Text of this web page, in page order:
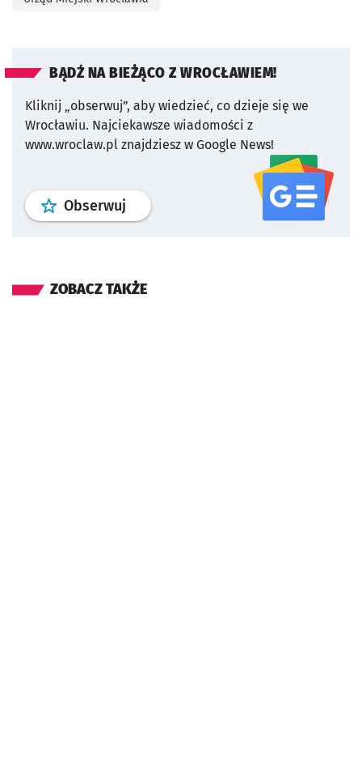
BĄDŹ NA BIEŻĄCO Z WROCŁAWIEM!
Kliknij „obserwuj”, aby wiedzieć, co dzieje się we
Wrocławiu. Najciekawsze wiadomości z
www.wroclaw.pl znajdziesz w Google News!
Obserwuj profil serwisu
ZOBACZ TAKŻE